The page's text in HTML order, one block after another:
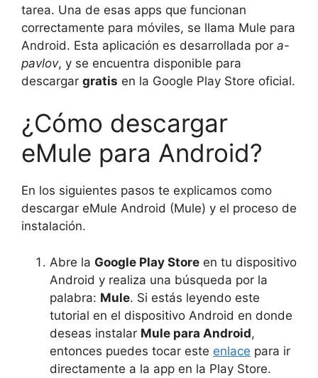
tarea. Una de esas apps que funcionan
correctamente para móviles, se llama Mule para
Android. Esta aplicación es desarrollada por a-
pavlov, y se encuentra disponible para
descargar gratis en la Google Play Store oficial.
¿Cómo descargar
eMule para Android?
En los siguientes pasos te explicamos como
descargar eMule Android (Mule) y el proceso de
instalación.
Abre la Google Play Store en tu dispositivo
Android y realiza una búsqueda por la
palabra: Mule. Si estás leyendo este
tutorial en el dispositivo Android en donde
deseas instalar Mule para Android,
entonces puedes tocar este enlace para ir
directamente a la app en la Play Store.